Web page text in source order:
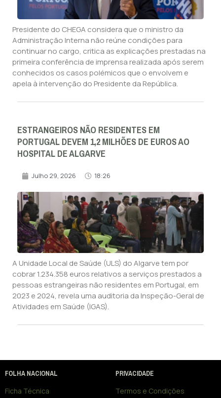
Presidente do CHEGA considera que o ministro da
Administração Interna não reúne condições para
continuar no cargo, critica as explicações prestadas na
primeira conferência de imprensa realizada após serem
conhecidos os casos polémicos que o envolvem e
apela à intervenção do Presidente da República.
ESTRANGEIROS NÃO RESIDENTES EM
PORTUGAL DEVEM 1,2 MILHÕES DE EUROS AO
HOSPITAL DE ALGARVE
Julho 29, 2026 18:26
A Unidade Local de Saúde (ULS) do Algarve tem por
cobrar 1.234.358 euros relativos a serviços prestados a
pessoas estrangeiras não residentes em Portugal, em
2023 e 2024, revela uma auditoria da Inspeção-Geral de
Atividades em Saúde (IGAS).
FOLHA NACIONAL
Ficha Técnica
PRIVACIDADE
Termos e Condições